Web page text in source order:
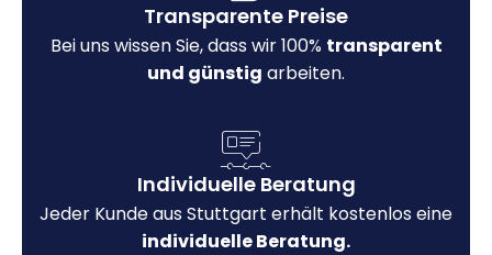
Transparente Preise
Bei uns wissen Sie, dass wir 100% transparent
und günstig arbeiten.
Individuelle Beratung
Jeder Kunde aus Stuttgart erhält kostenlos eine
individuelle Beratung.